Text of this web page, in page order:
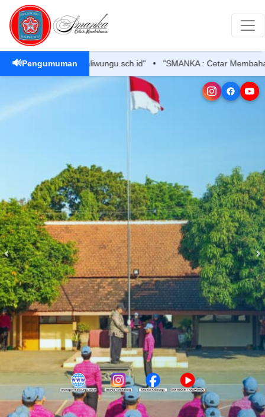
🔊Pengumuman
: sman1kaliwungu.sch.id" • "SMANKA : Cetar Membahana